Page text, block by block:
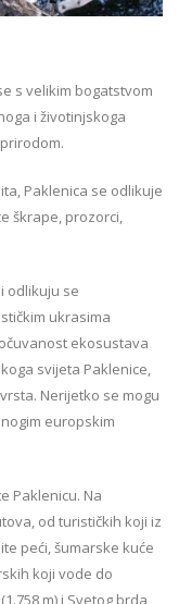
s velikim bogatstvom
i životinjskoga
Paklenica se odlikuje
škrape, prozorci,
odlikuju se
ukrasima
ekosustava
svijeta Paklenice,
Nerijetko se mogu
europskim
Paklenicu. Na
od turističkih koji iz
peći, šumarske kuće
koji vode do
m) i Svetog brda